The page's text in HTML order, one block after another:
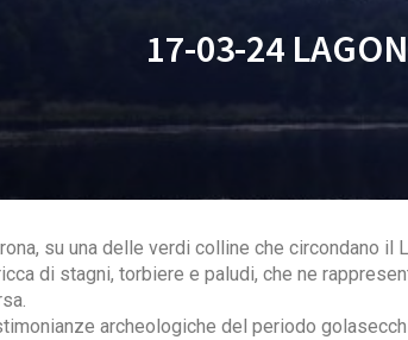
17-03-24
su una delle verdi colline che circondano
di stagni, torbiere e paludi, che ne
archeologiche del periodo